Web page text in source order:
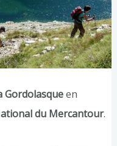
Gordolasqueen
du Mercantour.